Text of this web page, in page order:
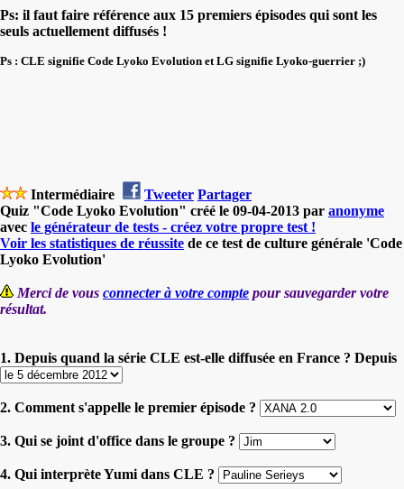
Ps: il faut faire référence aux 15 premiers épisodes qui sont les
seuls actuellement diffusés !
Ps : CLE signifie Code Lyoko Evolution et LG signifie Lyoko-guerrier ;)
Intermédiaire Tweeter Partager
Quiz "Code Lyoko Evolution" créé le 09-04-2013 par anonyme
avec le générateur de tests - créez votre propre test !
Voir les statistiques de réussite de ce test de culture générale 'Code
Lyoko Evolution'
Merci de vous connecter à votre compte pour sauvegarder votre
résultat.
1. Depuis quand la série CLE est-elle diffusée en France ? Depuis
2. Comment s'appelle le premier épisode ?
3. Qui se joint d'office dans le groupe ?
4. Qui interprète Yumi dans CLE ?